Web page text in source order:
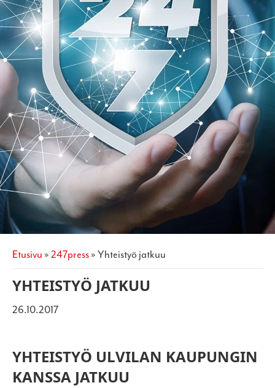
etusivu» 247press» yhteistyö jatkuu
YHTEISTYÖ JATKUU
26.10.2017
YHTEISTYÖ ULVILAN KAUPUNGIN
KANSSA JATKUU